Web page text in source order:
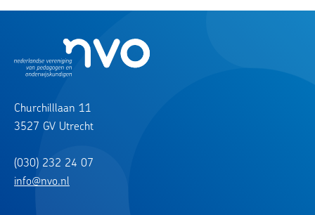
Churchilllaan 11
3527 GV Utrecht
(030) 232 24 07
info@nvo.nl